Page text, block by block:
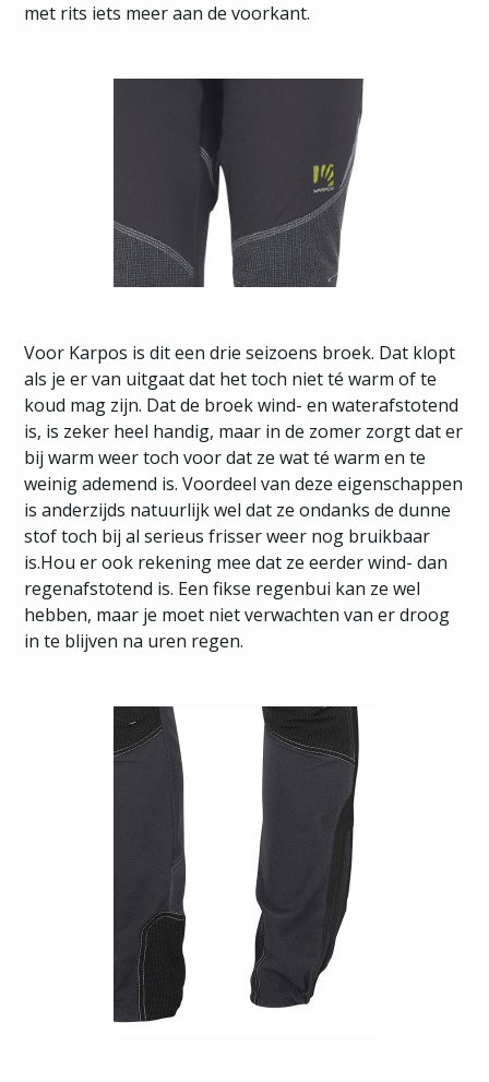
met rits iets meer aan de voorkant.
Voor Karpos is dit een drie seizoens broek. Dat klopt
als je er van uitgaat dat het toch niet té warm of te
koud mag zijn. Dat de broek wind- en waterafstotend
is, is zeker heel handig, maar in de zomer zorgt dat er
bij warm weer toch voor dat ze wat té warm en te
weinig ademend is. Voordeel van deze eigenschappen
is anderzijds natuurlijk wel dat ze ondanks de dunne
stof toch bij al serieus frisser weer nog bruikbaar
is.Hou er ook rekening mee dat ze eerder wind- dan
regenafstotend is. Een fikse regenbui kan ze wel
hebben, maar je moet niet verwachten van er droog
in te blijven na uren regen.